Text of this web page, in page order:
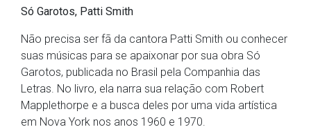
Só Garotos, Patti Smith
Não precisa ser fã da cantora Patti Smith ou conhecer
suas músicas para se apaixonar por sua obra Só
Garotos, publicada no Brasil pela Companhia das
Letras. No livro, ela narra sua relação com Robert
Mapplethorpe e a busca deles por uma vida artística
em Nova York nos anos 1960 e 1970.